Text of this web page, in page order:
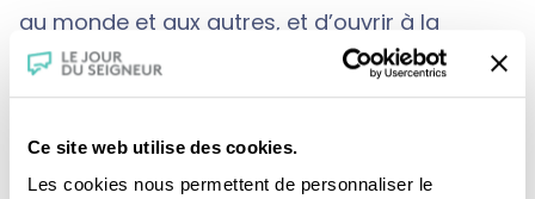
Ce site web utilise des cookies.
Les cookies nous permettent de personnaliser le
au monde et aux autres, et d’ouvrir à la
réflexion et au dialogue sur les
préoccupations actuelles de nos
contemporains et œuvrer à la paix, à la
justice et au pardon.